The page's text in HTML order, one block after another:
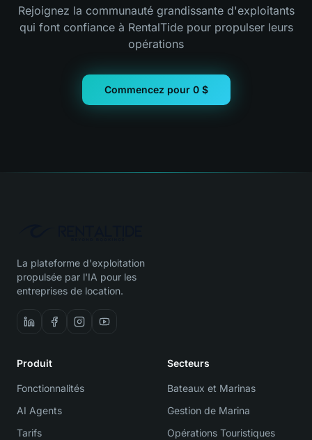
Rejoignez la communauté grandissante d'exploitants
qui font confiance à RentalTide pour propulser leurs
opérations
Commencez pour 0 $
La plateforme d'exploitation
propulsée par l'IA pour les
entreprises de location.
Produit
Fonctionnalités
AI Agents
Tarifs
Secteurs
Bateaux et Marinas
Gestion de Marina
Opérations Touristiques